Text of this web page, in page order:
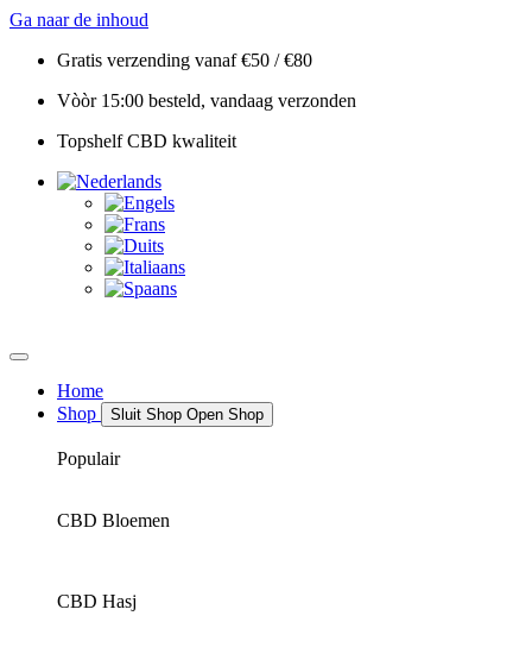
Ga naar de inhoud
Gratis verzending vanaf €50 / €80
Vòòr 15:00 besteld, vandaag verzonden
Topshelf CBD kwaliteit
Home
Shop
Sluit Shop Open Shop
Populair
CBD Bloemen
CBD Hasj